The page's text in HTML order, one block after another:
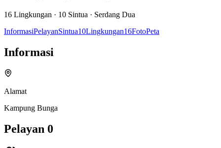
16 Lingkungan · 10 Sintua · Serdang Dua
InformasiPelayanSintua10Lingkungan16FotoPeta
Informasi
Alamat
Kampung Bunga
Pelayan 0